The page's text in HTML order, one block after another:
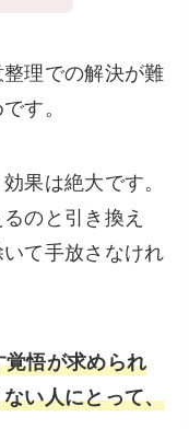
理での解決が難
す。
果は絶大です。
のと引き換え
て手放さなけれ
悟が求められ
い人にとって、